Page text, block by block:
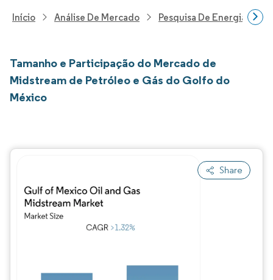
Início Análise De Mercado Pesquisa De Energia E
Tamanho e Participação do Mercado de
Midstream de Petróleo e Gás do Golfo do
México
Share